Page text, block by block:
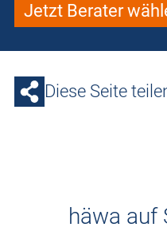
Jetzt Berater
Diese Seite
häwa auf